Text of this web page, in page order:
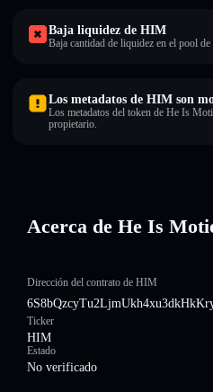
Baja liquidez de HIM
Baja cantidad de liquidez en el pool
Los metadatos de HIM son
Los metadatos del token de He Is
propietario.
Acerca de He Is
Dirección del contrato de HIM
Ticker
HIM
Estado
No verificado